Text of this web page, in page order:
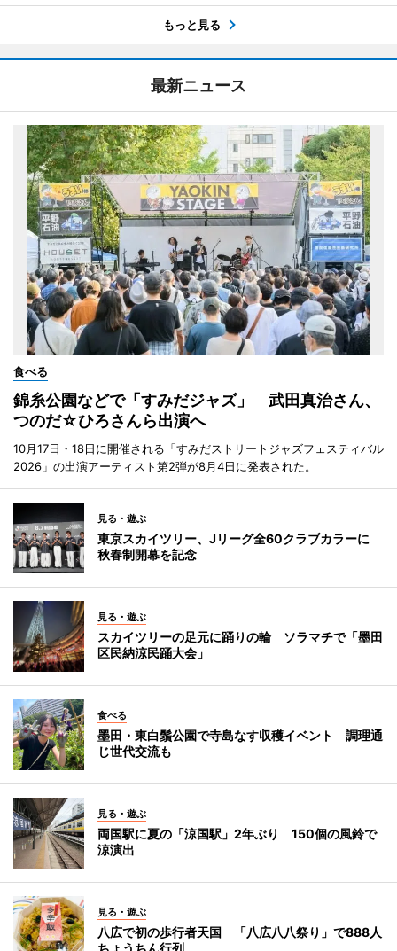
もっと見る
最新ニュース
食べる
錦糸公園などで「すみだジャズ」 武田真治さん、
つのだ☆ひろさんら出演へ
10月17日・18日に開催される「すみだストリートジャズフェスティバル
2026」の出演アーティスト第2弾が8月4日に発表された。
見る・遊ぶ
東京スカイツリー、Jリーグ全60クラブカラーに
秋春制開幕を記念
見る・遊ぶ
スカイツリーの足元に踊りの輪 ソラマチで「墨田
区民納涼民踊大会」
食べる
墨田・東白鬚公園で寺島なす収穫イベント 調理通
じ世代交流も
見る・遊ぶ
両国駅に夏の「涼国駅」2年ぶり 150個の風鈴で
涼演出
見る・遊ぶ
八広で初の歩行者天国 「八広八八祭り」で888人
ちょうちん行列